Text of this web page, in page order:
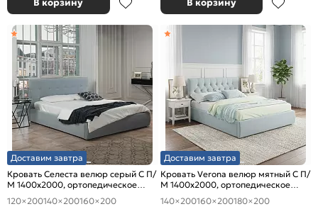
В корзину В корзину
Доставим завтра
Кровать Селеста велюр серый С П/
М 1400x2000, ортопедическое
основание, изголовье мягкое
120×200140×200160×200
Доставим завтра
Кровать Verona велюр мятный С П/
М 1400x2000, ортопедическое
основание, изголовье мягкое
140×200160×200180×200